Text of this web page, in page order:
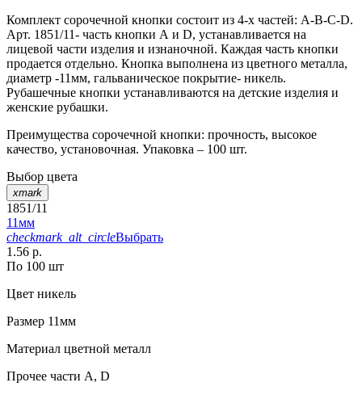
Комплект сорочечной кнопки состоит из 4-х частей: А-В-С-D.
Арт. 1851/11- часть кнопки А и D, устанавливается на
лицевой части изделия и изнаночной. Каждая часть кнопки
продается отдельно. Кнопка выполнена из цветного металла,
диаметр -11мм, гальваническое покрытие- никель.
Рубашечные кнопки устанавливаются на детские изделия и
женские рубашки.
Преимущества сорочечной кнопки: прочность, высокое
качество, установочная. Упаковка – 100 шт.
Выбор цвета
xmark
1851/11
11мм
checkmark_alt_circleВыбрать
1.56 р.
По 100 шт
Цвет никель
Размер 11мм
Материал цветной металл
Прочее части А, D